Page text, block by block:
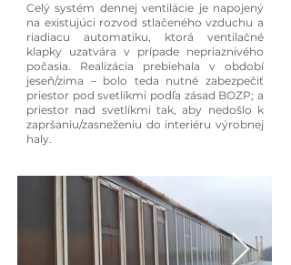
Celý systém dennej ventilácie je napojený
na existujúci rozvod stlačeného vzduchu a
riadiacu automatiku, ktorá ventilačné
klapky uzatvára v prípade nepriaznivého
počasia. Realizácia prebiehala v období
jeseň/zima – bolo teda nutné zabezpečiť
priestor pod svetlíkmi podľa zásad BOZP; a
priestor nad svetlíkmi tak, aby nedošlo k
zapršaniu/zasneženiu do interiéru výrobnej
haly.